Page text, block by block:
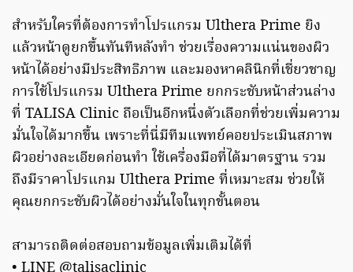
สำหรับใครที่ต้องการทำโปรแกรม Ulthera Prime ยิง
แล้วหน้าดูยกขึ้นทันทีหลังทำ ช่วยเรื่องความแน่นของผิว
หน้าได้อย่างมีประสิทธิภาพ และมองหาคลินิกที่เชี่ยวชาญ
การใช้โปรแกรม Ulthera Prime ยกกระชับหน้าส่วนล่าง
ที่ TALISA Clinic ถือเป็นอีกหนึ่งตัวเลือกที่ช่วยเพิ่มความ
มั่นใจได้มากขึ้น เพราะที่นี่มีทีมแพทย์คอยประเมินสภาพ
ผิวอย่างละเอียดก่อนทำ ใช้เครื่องมือที่ได้มาตรฐาน รวม
ถึงมีราคาโปรแกม Ulthera Prime ที่เหมาะสม ช่วยให้
คุณยกกระชับผิวได้อย่างมั่นใจในทุกขั้นตอน
สามารถติดต่อสอบถามข้อมูลเพิ่มเติมได้ที่